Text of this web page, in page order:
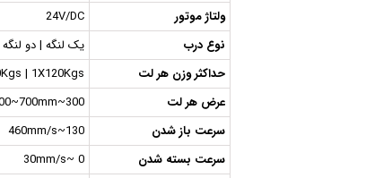
ولتاژ موتور
24V/DC
نوع درب
یک لنگه | دو لنگه
حداکثر وزن هر لت
| 1X120Kgs
عرض هر لت
300~900mm |200~700mm
سرعت باز شدن
130~460mm/s
سرعت بسته شدن
0 ~30mm/s